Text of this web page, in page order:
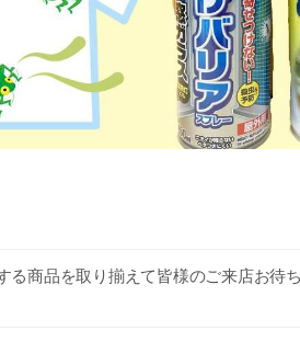
商品を取り揃えて皆様のご来店お待